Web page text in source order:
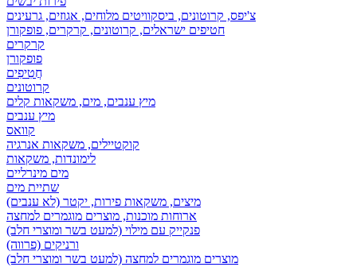
צ'יפס, קרוטונים, ביסקוויטים מלוחים, אגוזים, גרעינים
חטיפים ישראלים, קרוטונים, קרקרים, פופקורן
קרקרים
פופקורן
חֲטִיפִים
קרוטונים
מיץ ענבים, מים, משקאות קלים
מיץ ענבים
קוואס
קוקטיילים, משקאות אנרגיה
לימונדות, משקאות
מים מינרליים
שתיית מים
מיצים, משקאות פירות, יקטר (לא ענבים)
ארוחות מוכנות, מוצרים מוגמרים למחצה
פנקייק עם מילוי (למעט בשר ומוצרי חלב)
ורניקים (פרווה)
מוצרים מוגמרים למחצה (למעט בשר ומוצרי חלב)